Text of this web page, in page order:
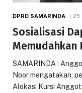
DPRD SAMARINDA 25
Sosialisasi
Memudahkan
SAMARINDA :
Noor mengatakan,
Alokasi Kursi